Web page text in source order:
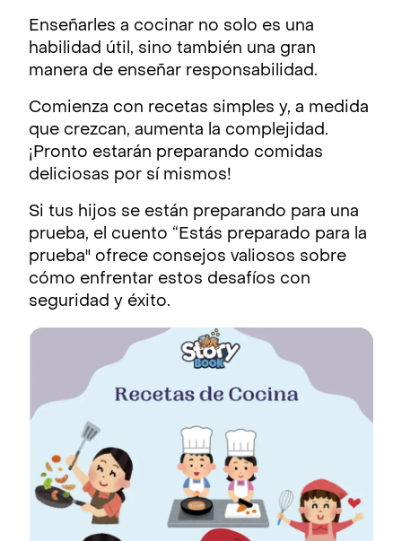
Enseñarles a cocinar no solo es una
habilidad útil, sino también una gran
manera de enseñar responsabilidad.
Comienza con recetas simples y, a medida
que crezcan, aumenta la complejidad.
¡Pronto estarán preparando comidas
deliciosas por sí mismos!
Si tus hijos se están preparando para una
prueba, el cuento “Estás preparado para la
prueba" ofrece consejos valiosos sobre
cómo enfrentar estos desafíos con
seguridad y éxito.